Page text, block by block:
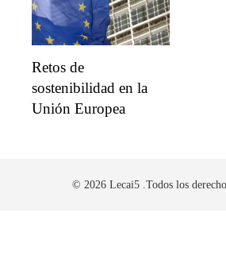
Retos de
sostenibilidad en la
Unión Europea
© 2026 Lecai5 .Todos los